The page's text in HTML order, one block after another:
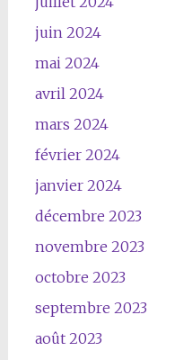
juin 2024
mai 2024
avril 2024
mars 2024
février 2024
janvier 2024
décembre 2023
novembre 2023
octobre 2023
septembre 2023
août 2023